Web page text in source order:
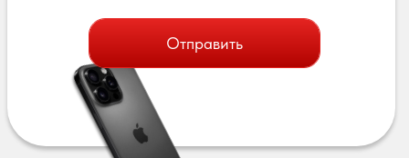
Отправить